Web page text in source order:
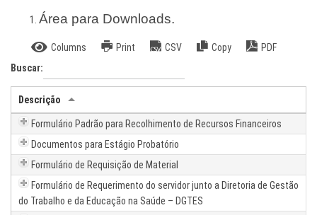
Área para Downloads.
Columns Print CSV Copy
PDF
Buscar:
Descrição
Formulário Padrão para Recolhimento de Recursos Financeiros
Documentos para Estágio Probatório
Formulário de Requisição de Material
Formulário de Requerimento do servidor junto a Diretoria de Gestão
do Trabalho e da Educação na Saúde – DGTES